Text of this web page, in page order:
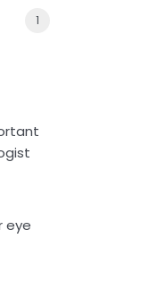
1
eye